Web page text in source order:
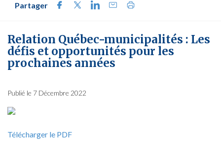
Partager
Relation Québec-municipalités : Les
défis et opportunités pour les
prochaines années
Publié le 7 Décembre 2022
Télécharger le PDF